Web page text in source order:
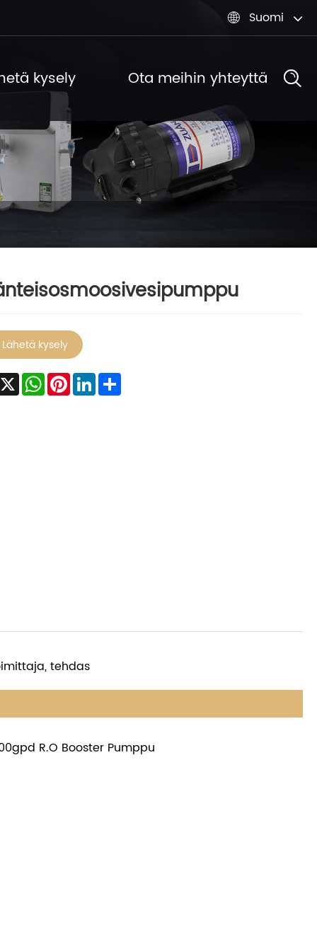
 Suomi
kysely Ota meihin yhteyttä
Lähetä kysely
X WhatsApp
Pinterest
LinkedInShare
tehdas
R.O Booster Pumppu